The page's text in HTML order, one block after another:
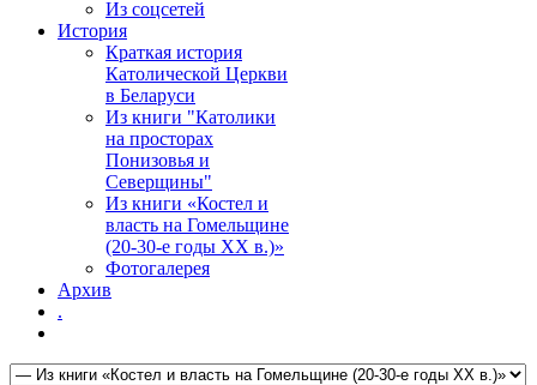
Из соцсетей
История
Краткая история
Католической Церкви
в Беларуси
Из книги "Католики
на просторах
Понизовья и
Северщины"
Из книги «Костел и
власть на Гомельщине
(20-30-е годы ХХ в.)»
Фотогалерея
Архив
.